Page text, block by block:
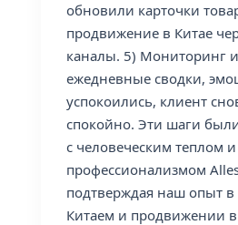
обновили карточки
продвижение в Китае
каналы. 5) Мониторинг и
ежедневные сводки,
успокоились, клиент
спокойно. Эти шаги
с человеческим теплом и
профессионализмом
подтверждая наш опыт в
Китаем и продвижении в